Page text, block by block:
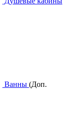
Ванны (Доп.